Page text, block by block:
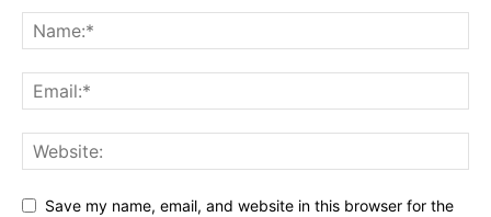
Save my name, email, and website in this browser for the